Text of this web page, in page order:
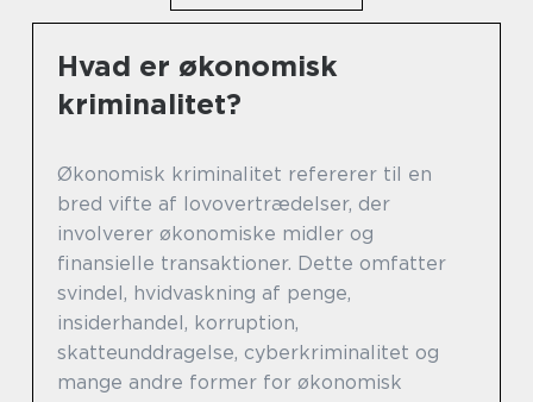
Hvad er økonomisk
kriminalitet?
Økonomisk kriminalitet refererer til en
bred vifte af lovovertrædelser, der
involverer økonomiske midler og
finansielle transaktioner. Dette omfatter
svindel, hvidvaskning af penge,
insiderhandel, korruption,
skatteunddragelse, cyberkriminalitet og
mange andre former for økonomisk